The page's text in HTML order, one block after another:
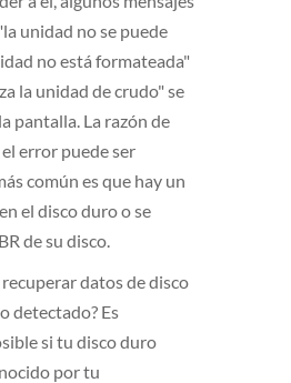
unidad no se puede
no está formateada"
la unidad de crudo" se
pantalla. La razón de
error puede ser
común es que hay un
el disco duro o se
de su disco.
datos de disco
detectado? Es
si tu disco duro
por tu